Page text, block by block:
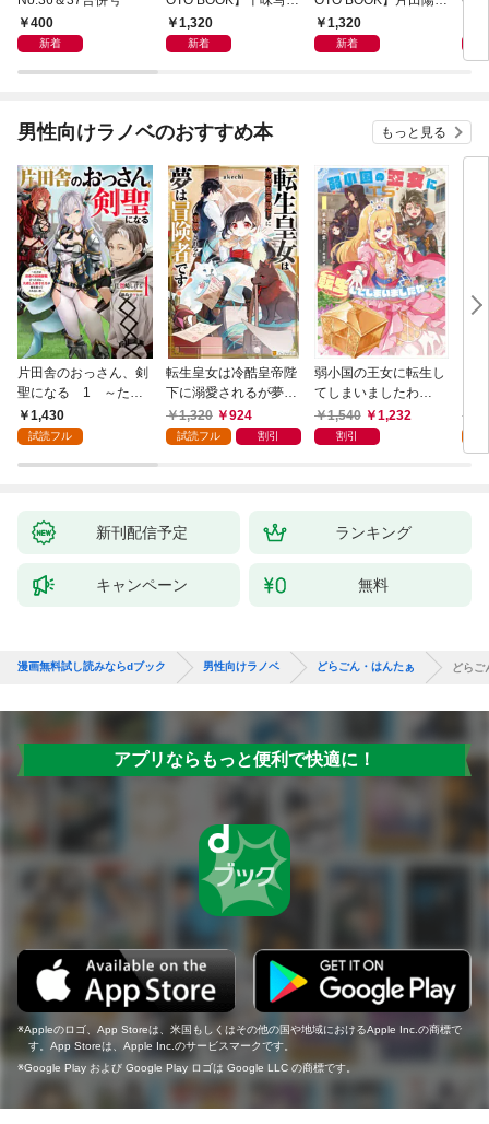
400
新着
集「続・『ぽみ』！？
どこでもトレイン・ベ
1,320
新着
写真集「羽色日和」
1,320
新着
リ」
男性向けラノベのおすすめ本 もっと見る
片田舎のおっさん、剣
聖になる 1 ～ただ
の田舎の剣術師範だっ
たのに、大成した弟子
ない件～
1,430
試読フル
転生皇女は冷酷皇帝陛
下に溺愛されるが夢は
冒険者です！
1,320 924
試読フル 割引
弱小国の王女に転生し
てしまいましたわ
～！？ 1巻
1,540 1,232
割引
新刊配信予定 ランキング
キャンペーン 無料
漫画無料試し読みならdブック 男性向けラノベ どらごん・はんたぁ どらご
アプリならもっと便利で快適に！
Appleのロゴ、App Storeは、米国もしくはその他の国や地域におけるApple Inc.の商標で
す。App Storeは、Apple Inc.のサービスマークです。
Google Play および Google Play ロゴは Google LLC の商標です。